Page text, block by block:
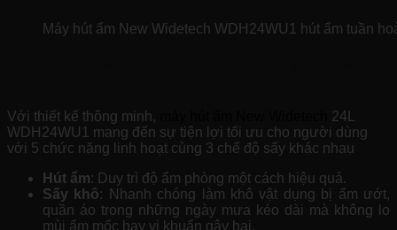
Máy hút ẩm New Widetech WDH24WU1 hút ẩm tuần
Với thiết kế thông minh,
24L
WDH24WU1 mang đến sự tiện lợi tối ưu cho người dùng
với 5 chức năng linh hoạt cùng 3 chế độ sấy khác nhau
Hút ẩm: Duy trì độ ẩm phòng một cách hiệu quả.
Sấy khô: Nhanh chóng làm khô vật dụng bị ẩm ướt,
quần áo trong những ngày mưa kéo dài mà không lo
mùi ẩm mốc hay vi khuẩn gây hại.